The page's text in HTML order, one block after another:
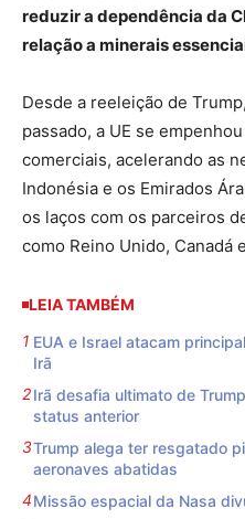
reduzir a dependência da
relação a minerais
Desde a reeleição de
passado, a UE se
comerciais, acelerando as
Indonésia e os Emirados
os laços com os parceiros
como Reino Unido, Canadá
LEIA TAMBÉM
EUA e Israel atacam
Irã
Irã desafia ultimato de
status anterior
Trump alega ter resgatado
aeronaves abatidas
Missão espacial da Nasa